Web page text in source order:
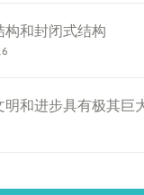
和封闭式结构
和进步具有极其巨